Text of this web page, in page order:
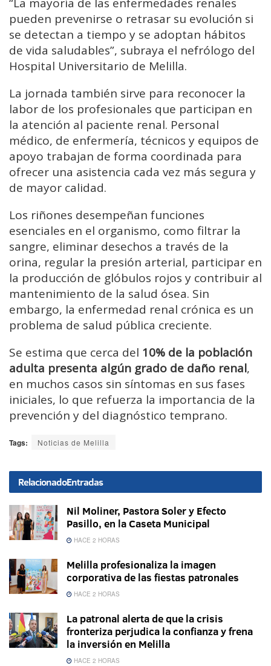
“La mayoría de las enfermedades renales
pueden prevenirse o retrasar su evolución si
se detectan a tiempo y se adoptan hábitos
de vida saludables”, subraya el nefrólogo del
Hospital Universitario de Melilla.
La jornada también sirve para reconocer la
labor de los profesionales que participan en
la atención al paciente renal. Personal
médico, de enfermería, técnicos y equipos de
apoyo trabajan de forma coordinada para
ofrecer una asistencia cada vez más segura y
de mayor calidad.
Los riñones desempeñan funciones
esenciales en el organismo, como filtrar la
sangre, eliminar desechos a través de la
orina, regular la presión arterial, participar en
la producción de glóbulos rojos y contribuir al
mantenimiento de la salud ósea. Sin
embargo, la enfermedad renal crónica es un
problema de salud pública creciente.
Se estima que cerca del 10% de la población
adulta presenta algún grado de daño renal,
en muchos casos sin síntomas en sus fases
iniciales, lo que refuerza la importancia de la
prevención y del diagnóstico temprano.
Tags: Noticias de Melilla
RelacionadoEntradas
Nil Moliner, Pastora Soler y Efecto
Pasillo, en la Caseta Municipal
HACE 2 HORAS
Melilla profesionaliza la imagen
corporativa de las fiestas patronales
HACE 2 HORAS
La patronal alerta de que la crisis
fronteriza perjudica la confianza y frena
la inversión en Melilla
HACE 2 HORAS